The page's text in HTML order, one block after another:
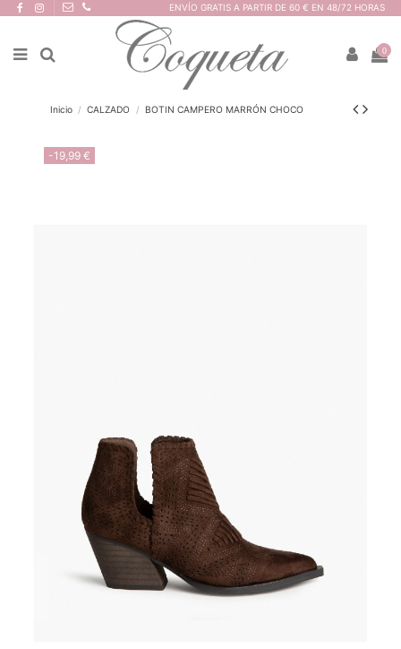
ENVÍO GRATIS A PARTIR DE 60 € EN 48/72 HORAS
0
Inicio CALZADO BOTIN CAMPERO MARRÓN CHOCO
-19,99 €